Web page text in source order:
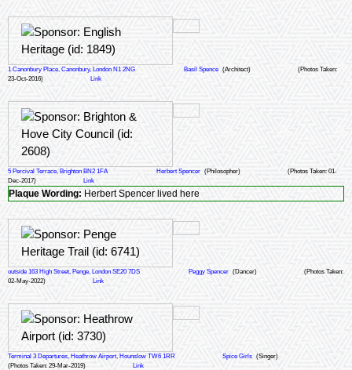
1 Canonbury Place, Canonbury, London N1 2NG Basil Spence (Architect)
(Photos Taken:
23-Oct-2016)
Link
5 Percival Terrace, Brighton BN2 1FA Herbert Spencer (Philosopher)
(Photos Taken: 01-
Dec-2017)
Link
Plaque Wording: Herbert Spencer lived here
outside 163 High Street, Penge, London SE20 7DS Peggy Spencer (Dancer)
(Photos Taken:
02-May-2022)
Link
Terminal 3 Departures, Heathrow Airport, Hounslow TW6 1RR Spice Girls (Singer)
(Photos Taken: 29-Mar-2019)
Link